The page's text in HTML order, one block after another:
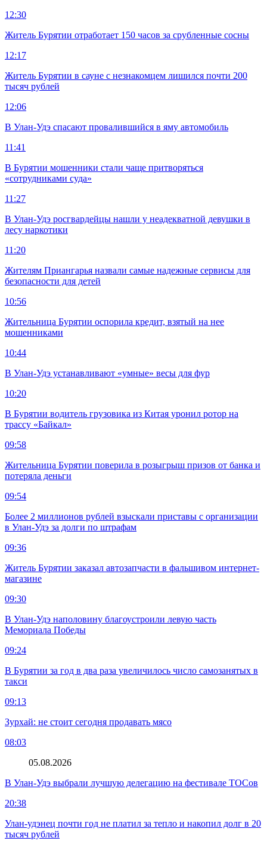
12:30
Житель Бурятии отработает 150 часов за срубленные сосны
12:17
Житель Бурятии в сауне с незнакомцем лишился почти 200
тысяч рублей
12:06
В Улан-Удэ спасают провалившийся в яму автомобиль
11:41
В Бурятии мошенники стали чаще притворяться
«сотрудниками суда»
11:27
В Улан-Удэ росгвардейцы нашли у неадекватной девушки в
лесу наркотики
11:20
Жителям Приангарья назвали самые надежные сервисы для
безопасности для детей
10:56
Жительница Бурятии оспорила кредит, взятый на нее
мошенниками
10:44
В Улан-Удэ устанавливают «умные» весы для фур
10:20
В Бурятии водитель грузовика из Китая уронил ротор на
трассу «Байкал»
09:58
Жительница Бурятии поверила в розыгрыш призов от банка и
потеряла деньги
09:54
Более 2 миллионов рублей взыскали приставы с организации
в Улан-Удэ за долги по штрафам
09:36
Житель Бурятии заказал автозапчасти в фальшивом интернет-
магазине
09:30
В Улан-Удэ наполовину благоустроили левую часть
Мемориала Победы
09:24
В Бурятии за год в два раза увеличилось число самозанятых в
такси
09:13
Зурхай: не стоит сегодня продавать мясо
08:03
05.08.2026
В Улан-Удэ выбрали лучшую делегацию на фестивале ТОСов
20:38
Улан-удэнец почти год не платил за тепло и накопил долг в 20
тысяч рублей